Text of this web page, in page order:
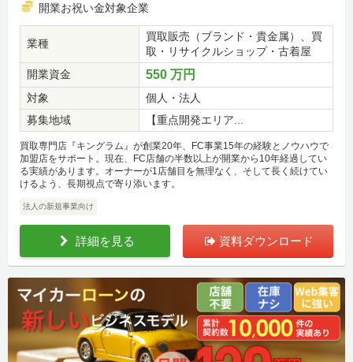
開業お祝い金対象企業
業種
買取販売（ブランド・貴金属）、買
取・リサイクルショップ・古着屋
開業資金
550 万円
対象
個人・法人
募集地域
【重点開発エリア...
買取専門店『キングラム』が創業20年、FC事業15年の経験とノウハウで
加盟店をサポート。現在、FC店舗の半数以上が開業から10年経過してい
る実績があります。オーナーが1店舗目を無理なく、そして長く続けてい
けるよう、長期視点で寄り添います。
法人の新規事業向け
詳細を見る 資料ダウンロード